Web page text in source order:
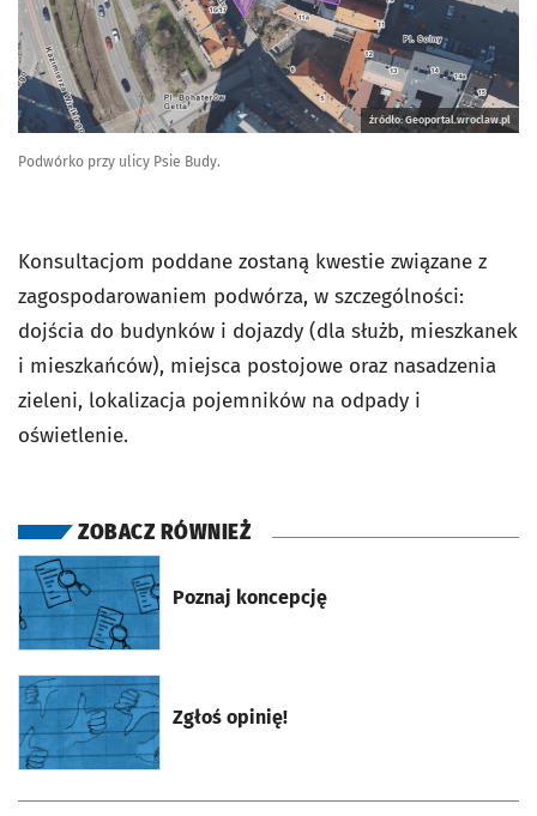
źródło: Geoportal.wroclaw.pl
Podwórko przy ulicy Psie Budy.
Konsultacjom poddane zostaną kwestie związane z
zagospodarowaniem podwórza, w szczególności:
dojścia do budynków i dojazdy (dla służb, mieszkanek
i mieszkańców), miejsca postojowe oraz nasadzenia
zieleni, lokalizacja pojemników na odpady i
oświetlenie.
ZOBACZ RÓWNIEŻ
Poznaj koncepcję
otworzy się w nowej karcie
Zgłoś opinię!
otworzy się w nowej karcie